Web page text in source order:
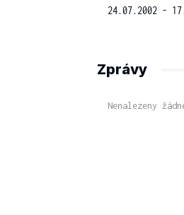
24.07.2002 -
Zprávy
Nenalezeny